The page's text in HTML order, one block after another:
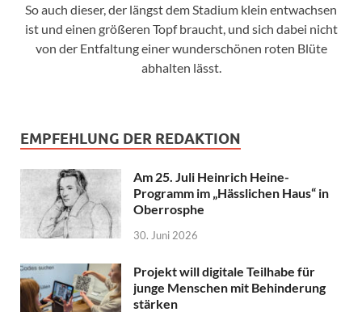
So auch dieser, der längst dem Stadium klein entwachsen
ist und einen größeren Topf braucht, und sich dabei nicht
von der Entfaltung einer wunderschönen roten Blüte
abhalten lässt.
EMPFEHLUNG DER REDAKTION
Am 25. Juli Heinrich Heine-
Programm im „Hässlichen Haus“ in
Oberrosphe
30. Juni 2026
Projekt will digitale Teilhabe für
junge Menschen mit Behinderung
stärken